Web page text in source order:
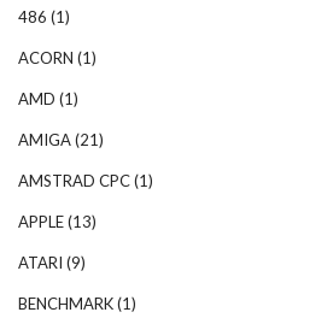
486 (1)
ACORN (1)
AMD (1)
AMIGA(21)
AMSTRAD CPC(1)
APPLE(13)
ATARI (9)
BENCHMARK(1)